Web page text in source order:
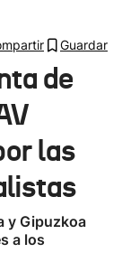
Guardar
de
las
y Gipuzkoa
a los